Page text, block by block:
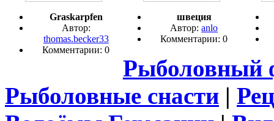
Graskarpfen
Автор:
thomas.becker33
Комментарии: 0
швеция
Автор:anlo
Комментарии: 0
Рыболовный
Рыболовные снасти |